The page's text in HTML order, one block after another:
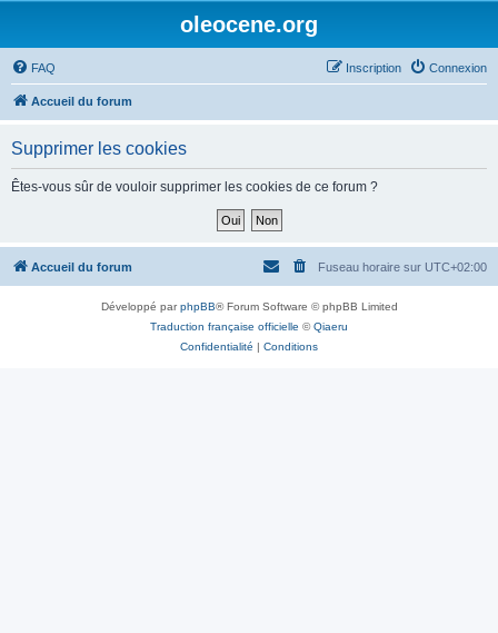
oleocene.org
FAQ Connexion
Inscription
Accueil du forum
Supprimer les cookies
Êtes-vous sûr de vouloir supprimer les cookies de ce forum ?
Accueil du forum Fuseau horaire sur UTC+02:00
Développé parphpBB® Forum Software © phpBB Limited
Traduction française officielle ©Qiaeru
Confidentialité | Conditions